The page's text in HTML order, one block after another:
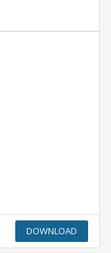
DOWNLOAD